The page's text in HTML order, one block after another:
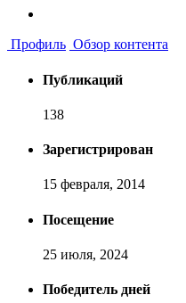
Профиль Обзор контента
Публикаций
138
Зарегистрирован
15 февраля, 2014
Посещение
25 июля, 2024
Победитель дней